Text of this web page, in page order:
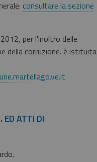
consultare la sezione
per l'inoltro delle
della corruzione. è istituita
ED ATTI DI